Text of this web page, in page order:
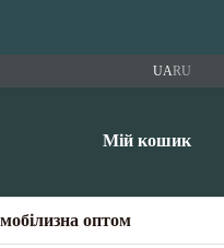
UARU
Мій кошик
оптом